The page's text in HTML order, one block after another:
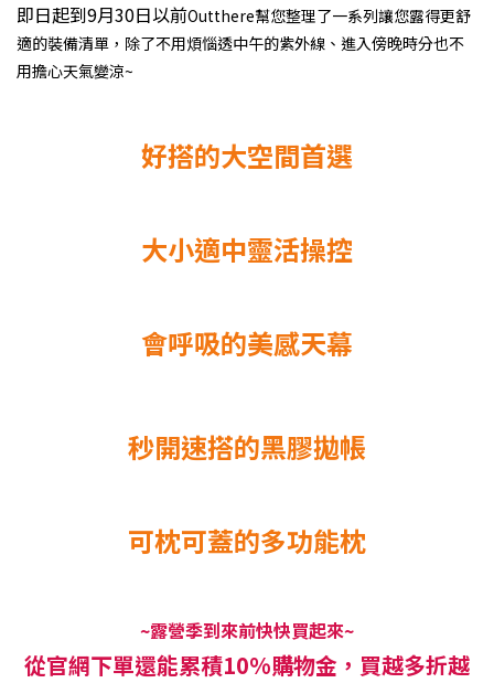
即日起到9月30日以前Outthere幫您整理了一系列讓您露得更舒
適的裝備清單，除了不用煩惱透中午的紫外線、進入傍晚時分也不
用擔心天氣變涼~
好搭的大空間首選
大小適中靈活操控
會呼吸的美感天幕
秒開速搭的黑膠拋帳
可枕可蓋的多功能枕
~露營季到來前快快買起來~
從官網下單還能累積10%購物金，買越多折越